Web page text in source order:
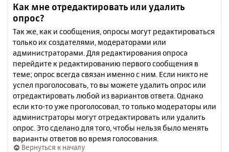
Как мне отредактировать или удалить
опрос?
Так же, как и сообщения, опросы могут редактироваться
только их создателями, модераторами или
администраторами. Для редактирования опроса
перейдите к редактированию первого сообщения в
теме; опрос всегда связан именно с ним. Если никто не
успел проголосовать, то вы можете удалить опрос или
отредактировать любой из вариантов ответа. Однако
если кто-то уже проголосовал, то только модераторы или
администраторы могут отредактировать или удалить
опрос. Это сделано для того, чтобы нельзя было менять
варианты ответов во время голосования.
Вернуться к началу